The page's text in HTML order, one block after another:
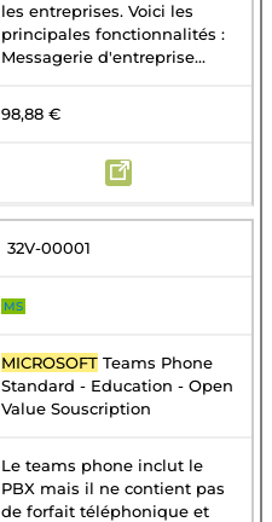
les entreprises. Voici les
principales fonctionnalités :
Messagerie d'entreprise...
98,88 €
32V-00001
MS
MICROSOFT Teams Phone
Standard - Education - Open
Value Souscription
Le teams phone inclut le
PBX mais il ne contient pas
de forfait téléphonique et